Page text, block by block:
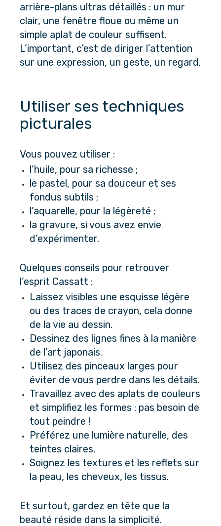
arrière-plans ultras détaillés : un mur
clair, une fenêtre floue ou même un
simple aplat de couleur suffisent.
L’important, c’est de diriger l’attention
sur une expression, un geste, un regard.
Utiliser ses techniques
picturales
Vous pouvez utiliser :
l’huile, pour sa richesse ;
le pastel, pour sa douceur et ses
fondus subtils ;
l’aquarelle, pour la légèreté ;
la gravure, si vous avez envie
d’expérimenter.
Quelques conseils pour retrouver
l’esprit Cassatt :
Laissez visibles une esquisse légère
ou des traces de crayon, cela donne
de la vie au dessin.
Dessinez des lignes fines à la manière
de l’art japonais.
Utilisez des pinceaux larges pour
éviter de vous perdre dans les détails.
Travaillez avec des aplats de couleurs
et simplifiez les formes : pas besoin de
tout peindre !
Préférez une lumière naturelle, des
teintes claires.
Soignez les textures et les reflets sur
la peau, les cheveux, les tissus.
Et surtout, gardez en tête que la
beauté réside dans la simplicité.